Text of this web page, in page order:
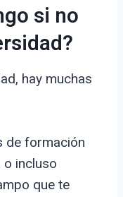
si no
hay muchas
de formación
incluso
que te